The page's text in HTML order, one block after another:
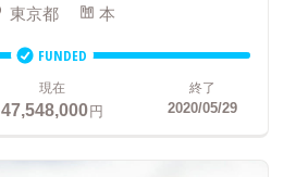
東京都 本
FUNDED
現在
47,548,000円
終了
2020/05/29